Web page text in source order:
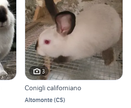
3
Conigli californiano
Altomonte(CS)